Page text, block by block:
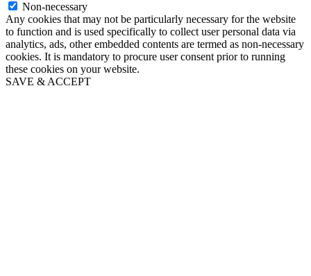
Non-necessary
Any cookies that may not be particularly necessary for the website
to function and is used specifically to collect user personal data via
analytics, ads, other embedded contents are termed as non-necessary
cookies. It is mandatory to procure user consent prior to running
these cookies on your website.
SAVE & ACCEPT